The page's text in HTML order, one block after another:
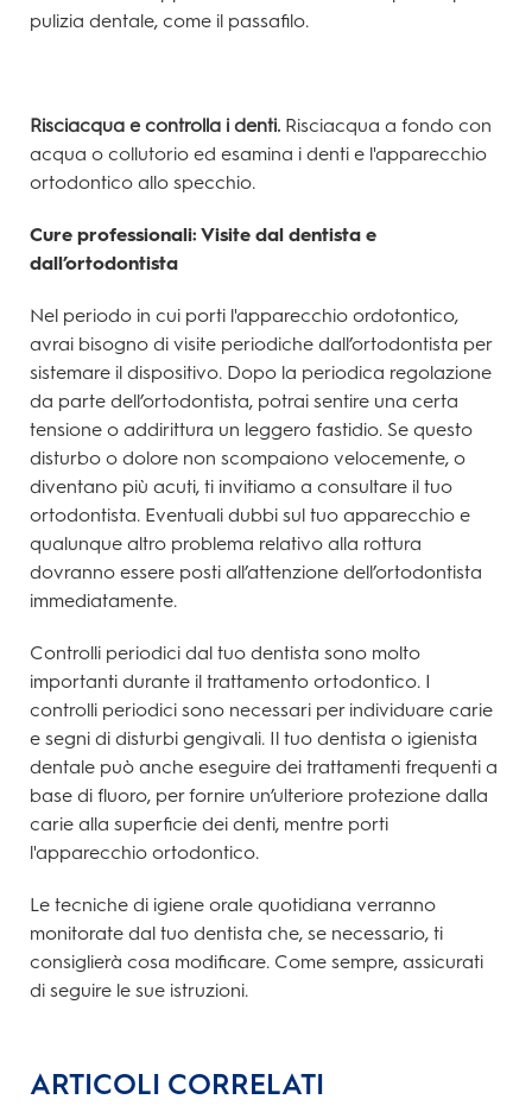
pulizia dentale, come il passafilo.
Risciacqua e controlla i denti. Risciacqua a fondo con
acqua o collutorio ed esamina i denti e l'apparecchio
ortodontico allo specchio.
Cure professionali: Visite dal dentista e
dall’ortodontista
Nel periodo in cui porti l'apparecchio ordotontico,
avrai bisogno di visite periodiche dall’ortodontista per
sistemare il dispositivo. Dopo la periodica regolazione
da parte dell’ortodontista, potrai sentire una certa
tensione o addirittura un leggero fastidio. Se questo
disturbo o dolore non scompaiono velocemente, o
diventano più acuti, ti invitiamo a consultare il tuo
ortodontista. Eventuali dubbi sul tuo apparecchio e
qualunque altro problema relativo alla rottura
dovranno essere posti all’attenzione dell’ortodontista
immediatamente.
Controlli periodici dal tuo dentista sono molto
importanti durante il trattamento ortodontico. I
controlli periodici sono necessari per individuare carie
e segni di disturbi gengivali. Il tuo dentista o igienista
dentale può anche eseguire dei trattamenti frequenti a
base di fluoro, per fornire un’ulteriore protezione dalla
carie alla superficie dei denti, mentre porti
l'apparecchio ortodontico.
Le tecniche di igiene orale quotidiana verranno
monitorate dal tuo dentista che, se necessario, ti
consiglierà cosa modificare. Come sempre, assicurati
di seguire le sue istruzioni.
ARTICOLI CORRELATI